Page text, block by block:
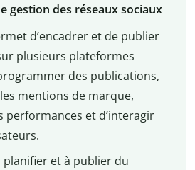
gestion des réseaux sociaux
d’encadrer et de publier
plusieurs plateformes
des publications,
mentions de marque,
performances et d’interagir
planifier et à publier du